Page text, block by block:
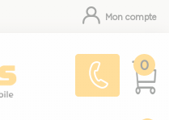
Mon compte
0